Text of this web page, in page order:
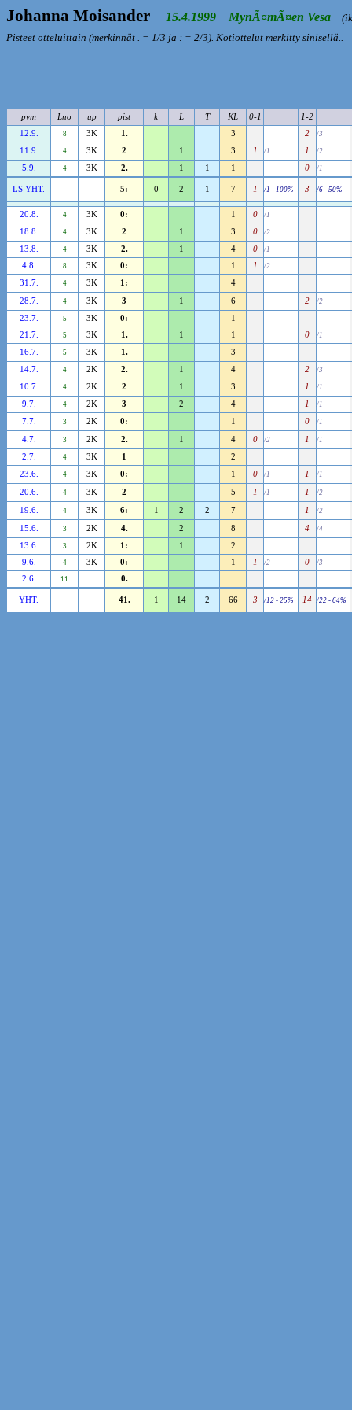
Johanna Moisander 15.4.1999 MynÃ¤mÃ¤en Vesa
Pisteet otteluittain (merkinnät . = 1/3 ja : = 2/3). Kotiottelut merkitty sinisellä..
pvm Lno up pist k L T KL 0-1
1-2
12.9.
8 3K 1. 3 2 /3
11.9. 4 3K 2 1 3 1 /1 1 /2
5.9. 4 3K 2. 1 1 1 0 /1
LS YHT. 5: 0 2 1 7 1 /1 - 100% 3 /6 - 50%
20.8. 4 3K 0: 1 0 /1
18.8. 4 3K 2 1 3 0 /2
13.8. 4 3K 2. 1 4 0 /1
4.8. 8 3K 0: 1 1 /2
31.7. 4 3K 1: 4
28.7. 4 3K 3 1 6 2 /2
23.7. 5 3K 0:
1
21.7.
5 3K 1. 1 1 0 /1
16.7. 5 3K 1.
3
14.7.
4 2K 2. 1 4 2 /3
10.7. 4 2K 2 1 3 1 /1
9.7. 4 2K 3 2 4 1 /1
7.7. 3 2K 0: 1 0 /1
4.7. 3 2K 2. 1 4 0 /2 1 /1
2.7. 4 3K 1
2
23.6.
4 3K 0: 1 0 /1 1 /1
20.6. 4 3K 2 5 1 /1 1 /2
19.6. 4 3K 6: 1 2 2 7 1 /2
15.6. 3 2K 4. 2 8 4 /4
13.6. 3 2K 1: 1
2
9.6.
4 3K 0: 1 1 /2 0 /3
2.6. 11 0.
YHT. 41. 1 14 2 66 3 /12 - 25% 14 /22 - 64%